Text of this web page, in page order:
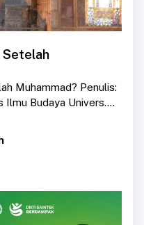
Setelah
Muhammad? Penulis:
Ilmu Budaya Univers....